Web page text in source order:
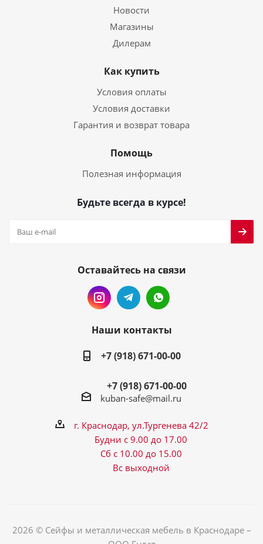
Новости
Магазины
Дилерам
Как купить
Условия оплаты
Условия доставки
Гарантия и возврат товара
Помощь
Полезная информация
Будьте всегда в курсе!
Оставайтесь на связи
Наши контакты
+7 (918) 671-00-00
+7 (918) 671-00-00
kuban-safe@mail.ru
г. Краснодар, ул.Тургенева 42/2
Будни с 9.00 до 17.00
Сб с 10.00 до 15.00
Вс выходной
2026 © Сейфы и металлическая мебель в Краснодаре –